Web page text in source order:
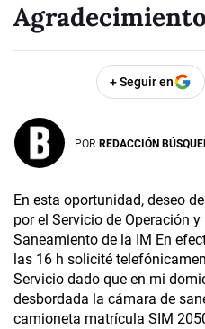
Agradecimiento
+ Seguir en
POR REDACCIÓN
En esta oportunidad, deseo
por el Servicio de Operación
Saneamiento de la IM En
las 16 h solicité
Servicio dado que en mi
desbordada la cámara de
camioneta matrícula SIM